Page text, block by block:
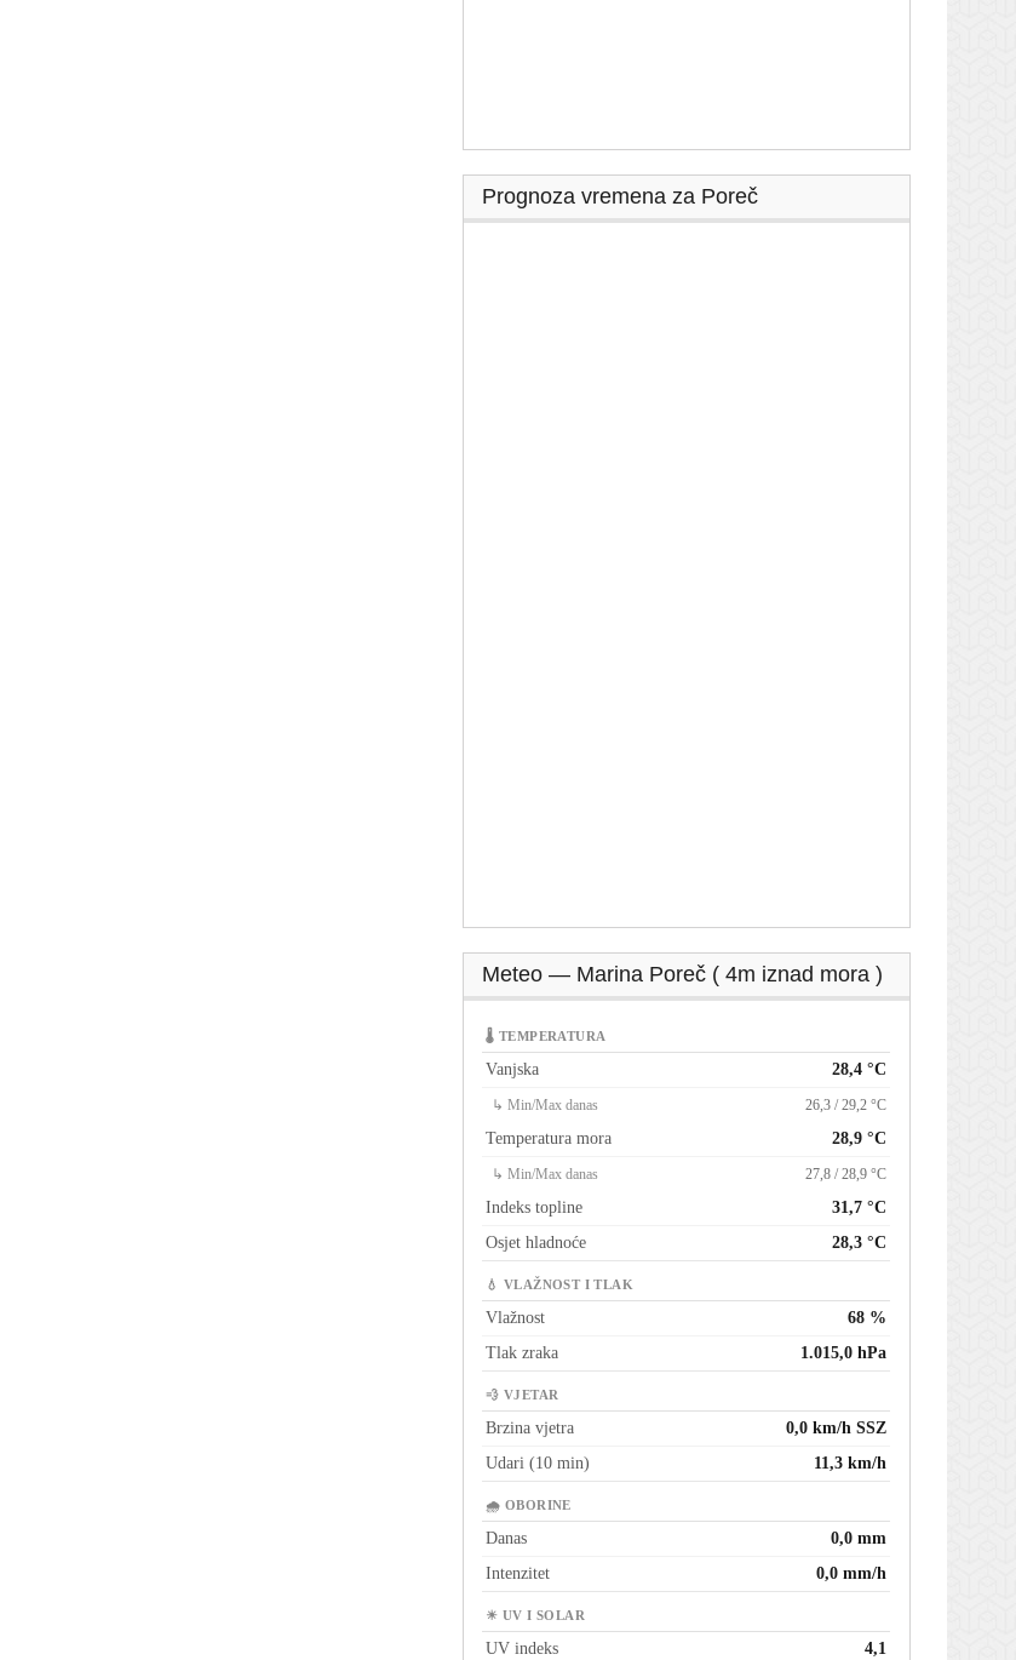
Prognoza vremena za Poreč
Meteo — Marina Poreč ( 4m iznad mora )
🌡 TEMPERATURA
Vanjska 28,4 °C
↳ Min/Max danas 26,3 / 29,2 °C
Temperatura mora 28,9 °C
↳ Min/Max danas 27,8 / 28,9 °C
Indeks topline
31,7 °C
Osjet hladnoće
28,3 °C
💧 VLAŽNOST I TLAK
Vlažnost
68 %
Tlak zraka
1.015,0 hPa
💨 VJETAR
Brzina vjetra
0,0 km/h SSZ
Udari (10 min)
11,3 km/h
🌧 OBORINE
Danas
0,0 mm
Intenzitet
0,0 mm/h
☀ UV I SOLAR
UV indeks
4,1